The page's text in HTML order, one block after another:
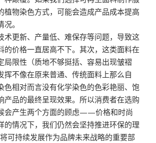
植物染色方式，可能会造成产品成本提高
。
术更新、产量低、难保存等问题，导致这
的价格一直居高不下。其次，这类面料在
局限性（质地不够挺括、容易出现皱褶
挥不像在原来普通、传统面料上那么自
色相对而言没有化学染色的色彩艳丽、饱
产品的最终呈现效果。所以消费者在选购
会产生两个方面的顾虑——价格和时尚
的情况下，我们仍然会坚持推进环保的理
可持续发展作为品牌未来战略的重要部